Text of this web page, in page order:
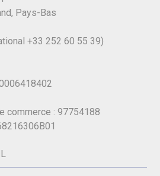
Pays-Bas
+33 252 60 55 39)
commerce : 97754188